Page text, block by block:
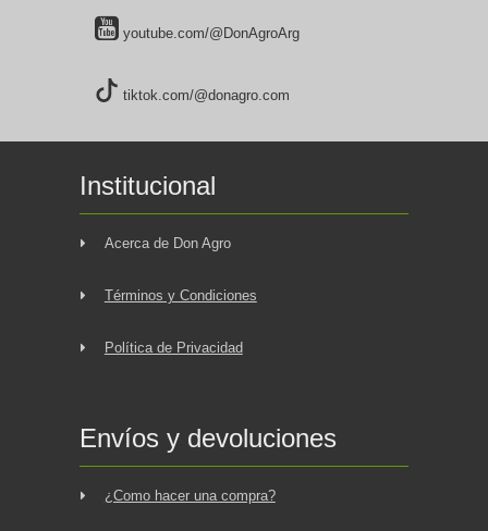
youtube.com/@DonAgroArg
tiktok.com/@donagro.com
Institucional
Acerca de Don Agro
Términos y Condiciones
Política de Privacidad
Envíos y devoluciones
¿Como hacer una compra?